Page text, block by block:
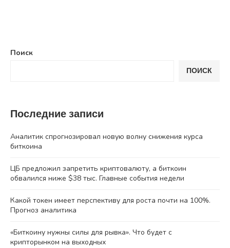
Поиск
ПОИСК
Последние записи
Аналитик спрогнозировал новую волну снижения курса
биткоина
ЦБ предложил запретить криптовалюту, а биткоин
обвалился ниже $38 тыс. Главные события недели
Какой токен имеет перспективу для роста почти на 100%.
Прогноз аналитика
«Биткоину нужны силы для рывка». Что будет с
крипторынком на выходных